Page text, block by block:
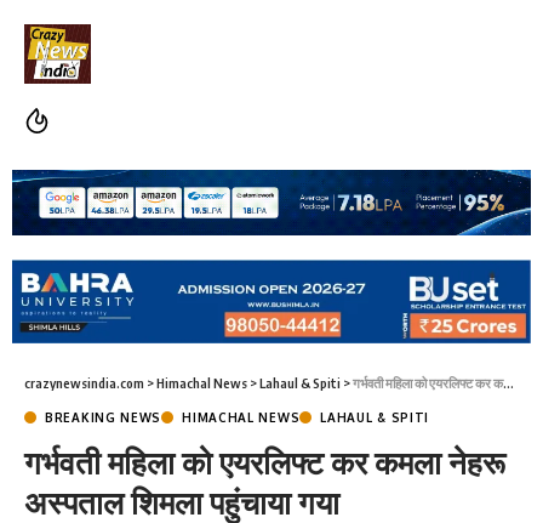
crazynewsindia.com >Himachal News >Lahaul & Spiti >गर्भवती महिला को एयरलिफ्ट कर कमला नेहरू अस्पताल शिमला पहुंचाया गया
BREAKING NEWS HIMACHAL NEWS LAHAUL & SPITI
गर्भवती महिला को एयरलिफ्ट कर कमला नेहरू
अस्पताल शिमला पहुंचाया गया